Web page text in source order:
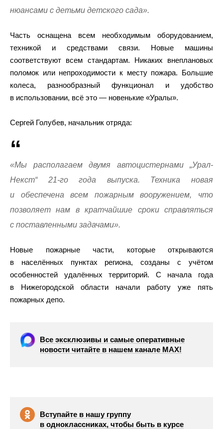
нюансами с детьми детского сада».
Часть оснащена всем необходимым оборудованием,
техникой и средствами связи. Новые машины
соответствуют всем стандартам. Никаких внеплановых
поломок или непроходимости к месту пожара. Большие
колеса, разнообразный функционал и удобство
в использовании, всё это — новенькие «Уралы».
Сергей Голубев, начальник отряда:
«Мы располагаем двумя автоцистернами „Урал-
Некст“ 21-го года выпуска. Техника новая
и обеспечена всем пожарным вооружением, что
позволяет нам в кратчайшие сроки справляться
с поставленными задачами».
Новые пожарные части, которые открываются
в населённых пунктах региона, созданы с учётом
особенностей удалённых территорий. С начала года
в Нижегородской области начали работу уже пять
пожарных депо.
Все эксклюзивы и самые оперативные
новости читайте в нашем канале МАХ!
Вступайте в нашу группу
в одноклассниках, чтобы быть в курсе